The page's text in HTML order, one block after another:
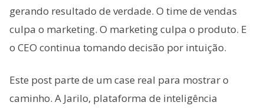
gerando resultado de verdade. O time de vendas
culpa o marketing. O marketing culpa o produto. E
o CEO continua tomando decisão por intuição.
Este post parte de um case real para mostrar o
caminho. A Jarilo, plataforma de inteligência